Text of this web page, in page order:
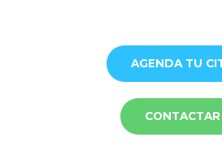
AGENDA TU
CONTACTAR